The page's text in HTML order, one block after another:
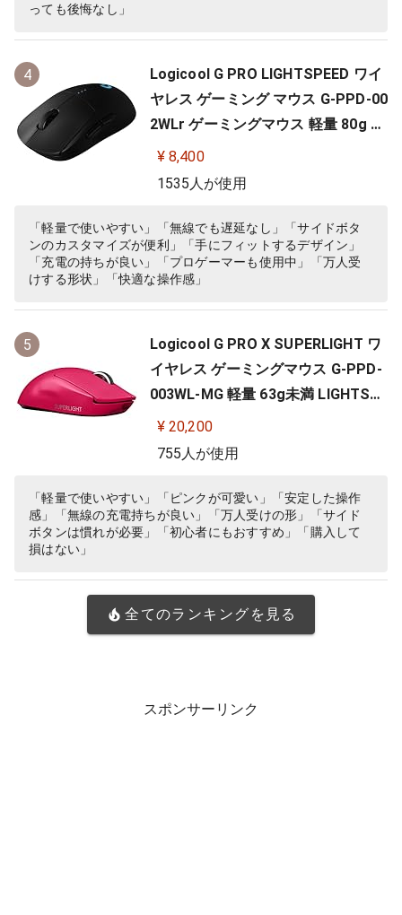
っても後悔なし」
4
Logicool G PRO LIGHTSPEED ワイ
ヤレス ゲーミング マウス G-PPD-00
2WLr ゲーミングマウス 軽量 80g H
ERO 25Kセンサー 充電 POWERPLA
Y 対応 ゲーム 充電 無線 左右対称 FP
正規品
¥ 8,400
1535人が使用
「軽量で使いやすい」「無線でも遅延なし」「サイドボタ
ンのカスタマイズが便利」「手にフィットするデザイン」
「充電の持ちが良い」「プロゲーマーも使用中」「万人受
けする形状」「快適な操作感」
5
Logicool G PRO X SUPERLIGHT ワ
イヤレス ゲーミングマウス G-PPD-
003WL-MG 軽量 63g未満 LIGHTSP
EED HERO 25Kセンサー POWERPLA
Y 無線 充電 対応 ゲーミング マウス
正規品
¥ 20,200
755人が使用
「軽量で使いやすい」「ピンクが可愛い」「安定した操作
感」「無線の充電持ちが良い」「万人受けの形」「サイド
ボタンは慣れが必要」「初心者にもおすすめ」「購入して
損はない」
全てのランキングを見る
スポンサーリンク